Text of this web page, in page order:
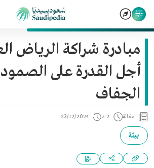
مبادرة شراكة الرياض
أجل القدرة على
الجفاف
مقالة 2 د 23/12/2024
بيئة